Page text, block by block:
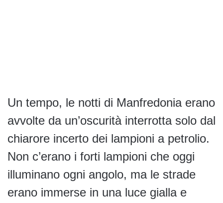
Un tempo, le notti di Manfredonia erano
avvolte da un’oscurità interrotta solo dal
chiarore incerto dei lampioni a petrolio.
Non c’erano i forti lampioni che oggi
illuminano ogni angolo, ma le strade
erano immerse in una luce gialla e